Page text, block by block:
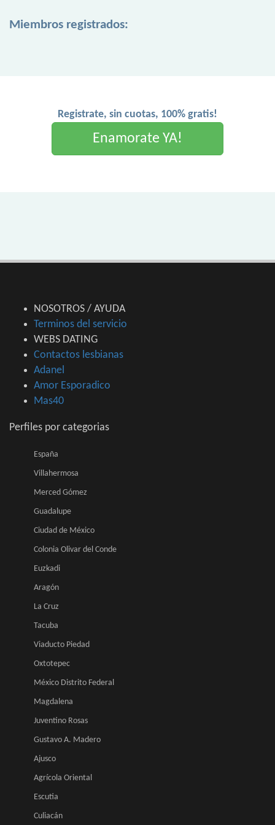
Miembros registrados:
Registrate, sin cuotas, 100% gratis!
Enamorate YA!
NOSOTROS / AYUDA
Terminos del servicio
WEBS DATING
Contactos lesbianas
Adanel
Amor Esporadico
Mas40
Perfiles por categorias
España
Villahermosa
Merced Gómez
Guadalupe
Ciudad de México
Colonia Olivar del Conde
Euzkadi
Aragón
La Cruz
Tacuba
Viaducto Piedad
Oxtotepec
México Distrito Federal
Magdalena
Juventino Rosas
Gustavo A. Madero
Ajusco
Agrícola Oriental
Escutia
Culiacán